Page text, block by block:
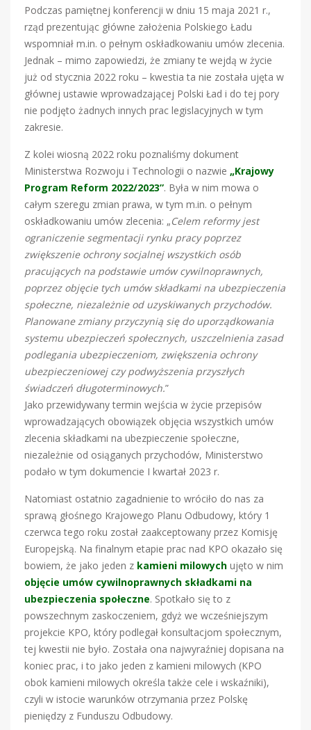
Podczas pamiętnej konferencji w dniu 15 maja 2021 r.,
rząd prezentując główne założenia Polskiego Ładu
wspomniał m.in. o pełnym oskładkowaniu umów zlecenia.
Jednak – mimo zapowiedzi, że zmiany te wejdą w życie
już od stycznia 2022 roku – kwestia ta nie została ujęta w
głównej ustawie wprowadzającej Polski Ład i do tej pory
nie podjęto żadnych innych prac legislacyjnych w tym
zakresie.
Z kolei wiosną 2022 roku poznaliśmy dokument
Ministerstwa Rozwoju i Technologii o nazwie „Krajowy
Program Reform 2022/2023”. Była w nim mowa o
całym szeregu zmian prawa, w tym m.in. o pełnym
oskładkowaniu umów zlecenia: „Celem reformy jest
ograniczenie segmentacji rynku pracy poprzez
zwiększenie ochrony socjalnej wszystkich osób
pracujących na podstawie umów cywilnoprawnych,
poprzez objęcie tych umów składkami na ubezpieczenia
społeczne, niezależnie od uzyskiwanych przychodów.
Planowane zmiany przyczynią się do uporządkowania
systemu ubezpieczeń społecznych, uszczelnienia zasad
podlegania ubezpieczeniom, zwiększenia ochrony
ubezpieczeniowej czy podwyższenia przyszłych
świadczeń długoterminowych.”
Jako przewidywany termin wejścia w życie przepisów
wprowadzających obowiązek objęcia wszystkich umów
zlecenia składkami na ubezpieczenie społeczne,
niezależnie od osiąganych przychodów, Ministerstwo
podało w tym dokumencie I kwartał 2023 r.
Natomiast ostatnio zagadnienie to wróciło do nas za
sprawą głośnego Krajowego Planu Odbudowy, który 1
czerwca tego roku został zaakceptowany przez Komisję
Europejską. Na finalnym etapie prac nad KPO okazało się
bowiem, że jako jeden z kamieni milowych ujęto w nim
objęcie umów cywilnoprawnych składkami na
ubezpieczenia społeczne. Spotkało się to z
powszechnym zaskoczeniem, gdyż we wcześniejszym
projekcie KPO, który podlegał konsultacjom społecznym,
tej kwestii nie było. Została ona najwyraźniej dopisana na
koniec prac, i to jako jeden z kamieni milowych (KPO
obok kamieni milowych określa także cele i wskaźniki),
czyli w istocie warunków otrzymania przez Polskę
pieniędzy z Funduszu Odbudowy.